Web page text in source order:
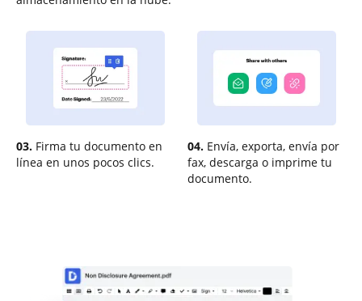
03. Firma tu documento en
línea en unos pocos clics.
04. Envía, exporta, envía por
fax, descarga o imprime tu
documento.